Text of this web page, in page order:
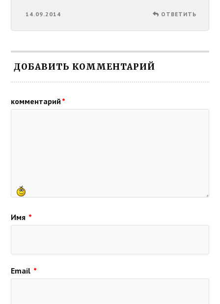
14.09.2014 ОТВЕТИТЬ
ДОБАВИТЬ КОММЕНТАРИЙ
комментарий *
Имя *
Email *